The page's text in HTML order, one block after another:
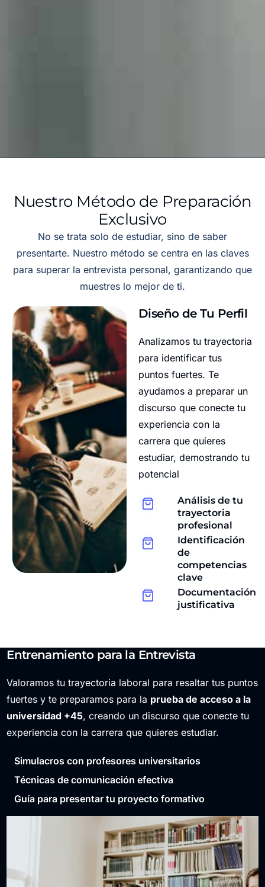
Nuestro Método de Preparación
Exclusivo
No se trata solo de estudiar, sino de saber
presentarte. Nuestro método se centra en las claves
para superar la entrevista personal, garantizando que
muestres lo mejor de ti.
Diseño de Tu Perfil
Analizamos tu trayectoria
para identificar tus
puntos fuertes. Te
ayudamos a preparar un
discurso que conecte tu
experiencia con la
carrera que quieres
estudiar, demostrando tu
potencial
Análisis de tu
trayectoria
profesional
Identificación
de
competencias
clave
Documentación
justificativa
Entrenamiento para la Entrevista
Valoramos tu trayectoria laboral para resaltar tus puntos
fuertes y te preparamos para la prueba de acceso a la
universidad +45, creando un discurso que conecte tu
experiencia con la carrera que quieres estudiar.
Simulacros con profesores universitarios
Técnicas de comunicación efectiva
Guía para presentar tu proyecto formativo